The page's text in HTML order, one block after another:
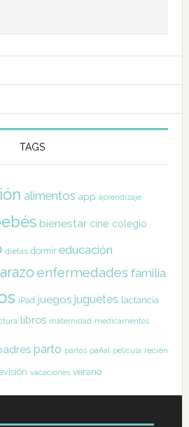
TAGS
alimentos app aprendizaje
bienestar cine colegio
dietas dormir educación
enfermedades familia
iPad juegos juguetes lactancia
libros maternidad medicamentos
parto partos pañal película recién
vacaciones verano